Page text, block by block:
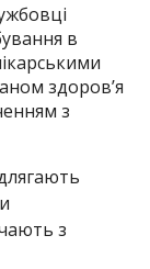
в
здоров’я
з
з